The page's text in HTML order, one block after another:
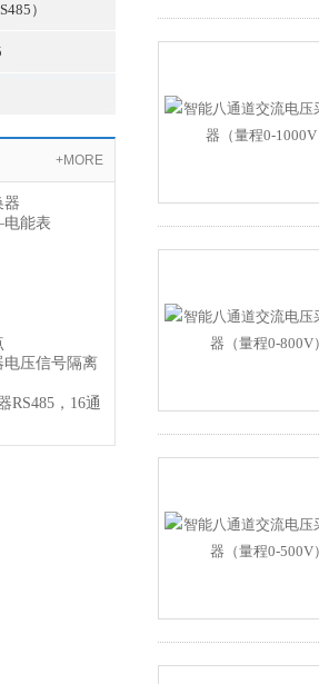
）
+MORE
器
能表
电压信号隔离
RS485，16通